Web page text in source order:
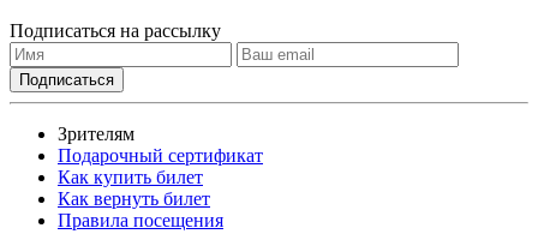
Подписаться на рассылку
Зрителям
Подарочный сертификат
Как купить билет
Как вернуть билет
Правила посещения